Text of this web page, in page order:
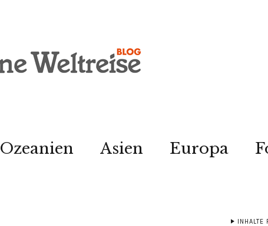
Ozeanien Asien Europa
INHALTE